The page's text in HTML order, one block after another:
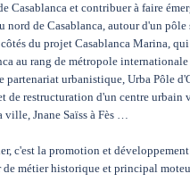
Casablanca et contribuer à faire
nord de Casablanca, autour d'un
du projet Casablanca Marina,
au rang de métropole
partenariat urbanistique, Urba Pôle
de restructuration d'un centre urbain
Jnane Saïss à Fès …
c'est la promotion et
métier historique et principal